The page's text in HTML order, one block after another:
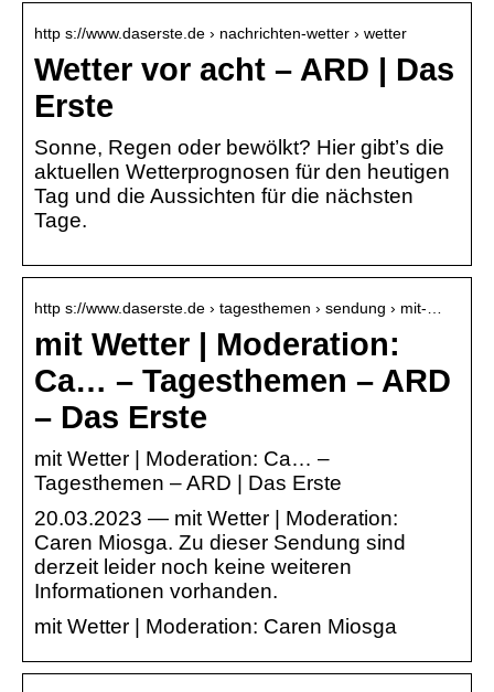
http s://www.daserste.de › nachrichten-wetter › wetter
Wetter vor acht – ARD | Das
Erste
Sonne, Regen oder bewölkt? Hier gibt’s die
aktuellen Wetterprognosen für den heutigen
Tag und die Aussichten für die nächsten
Tage.
http s://www.daserste.de › tagesthemen › sendung › mit-…
mit Wetter | Moderation:
Ca… – Tagesthemen – ARD
– Das Erste
mit Wetter | Moderation: Ca… –
Tagesthemen – ARD | Das Erste
20.03.2023 — mit Wetter | Moderation:
Caren Miosga. Zu dieser Sendung sind
derzeit leider noch keine weiteren
Informationen vorhanden.
mit Wetter | Moderation: Caren Miosga